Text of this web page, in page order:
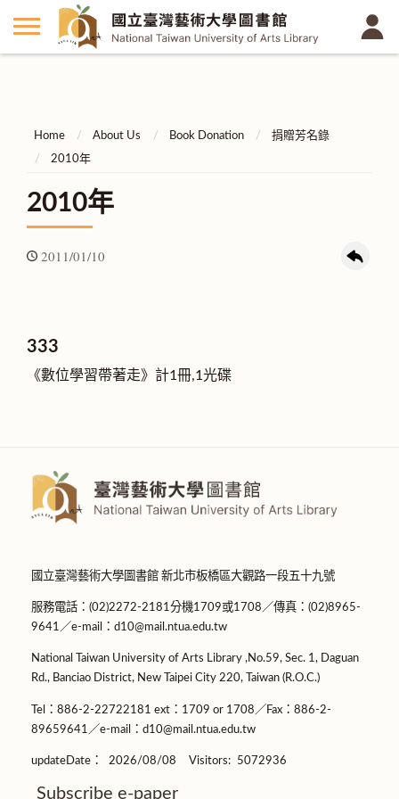
Home About Us Book Donation
捐贈芳名錄
2010年
2010年
2011/01/10
333
《數位學習帶著走》計1冊,1光碟
國立臺灣藝術大學圖書館 新北市板橋區大觀路一段五十九號
服務電話：(02)2272-2181分機1709或1708／傳真：(02)8965-
9641／e-mail：d10@mail.ntua.edu.tw
National Taiwan University of Arts Library ,No.59, Sec. 1, Daguan
Rd., Banciao District, New Taipei City 220, Taiwan (R.O.C.)
Tel：886-2-22722181 ext：1709 or 1708／Fax：886-2-
89659641／e-mail：d10@mail.ntua.edu.tw
updateDate： 2026/08/08 Visitors: 5072936
Subscribe e-paper